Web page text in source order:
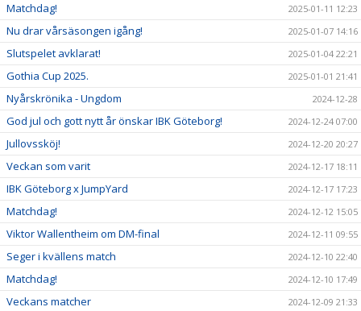
Matchdag! 2025-01-11 12:23
Nu drar vårsäsongen igång! 2025-01-07 14:16
Slutspelet avklarat! 2025-01-04 22:21
Gothia Cup 2025. 2025-01-01 21:41
Nyårskrönika - Ungdom 2024-12-28
God jul och gott nytt år önskar IBK Göteborg! 2024-12-24 07:00
Jullovssköj! 2024-12-20 20:27
Veckan som varit 2024-12-17 18:11
IBK Göteborg x JumpYard 2024-12-17 17:23
Matchdag! 2024-12-12 15:05
Viktor Wallentheim om DM-final 2024-12-11 09:55
Seger i kvällens match 2024-12-10 22:40
Matchdag! 2024-12-10 17:49
Veckans matcher 2024-12-09 21:33